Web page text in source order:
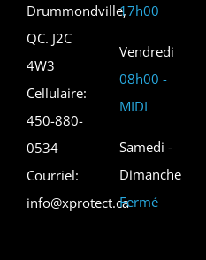
Drummondville,
QC. J2C
4W3
Cellulaire:
450-880-
0534
Courriel:
info@xprotect.ca
17h00
Vendredi
08h00 -
MIDI
Samedi -
Dimanche
Fermé